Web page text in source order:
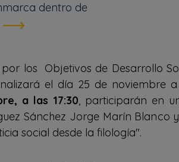
dentro de
los Objetivos de Desarrollo
el día 25 de noviembre
a las 17:30, participarán en
Sánchez Jorge Marín Blanco
social desde la filología".